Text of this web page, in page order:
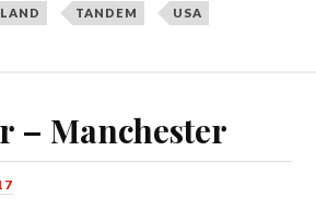
LAND TANDEM USA
– Manchester